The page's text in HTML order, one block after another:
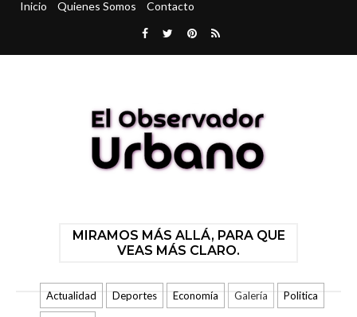
Inicio Quienes Somos Contacto
MIRAMOS MÁS ALLÁ, PARA QUE
VEAS MÁS CLARO.
Actualidad Deportes Economía Galería Politica